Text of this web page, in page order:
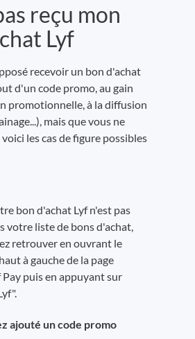
reçu mon
Lyf
recevoir un bon d'achat
d'un code promo, au gain
promotionnelle, à la diffusion
mais que vous ne
voici les cas de figure possibles
bon d'achat Lyf n'est pas
votre liste de bons d'achat,
retrouver en ouvrant le
à gauche de la page
Pay puis en appuyant sur
ajouté un code promo